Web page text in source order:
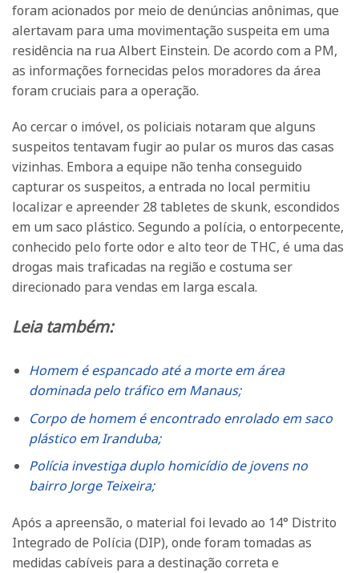
foram acionados por meio de denúncias anônimas, que
alertavam para uma movimentação suspeita em uma
residência na rua Albert Einstein. De acordo com a PM,
as informações fornecidas pelos moradores da área
foram cruciais para a operação.
Ao cercar o imóvel, os policiais notaram que alguns
suspeitos tentavam fugir ao pular os muros das casas
vizinhas. Embora a equipe não tenha conseguido
capturar os suspeitos, a entrada no local permitiu
localizar e apreender 28 tabletes de skunk, escondidos
em um saco plástico. Segundo a polícia, o entorpecente,
conhecido pelo forte odor e alto teor de THC, é uma das
drogas mais traficadas na região e costuma ser
direcionado para vendas em larga escala.
Leia também:
Homem é espancado até a morte em área
dominada pelo tráfico em Manaus;
Corpo de homem é encontrado enrolado em saco
plástico em Iranduba;
Polícia investiga duplo homicídio de jovens no
bairro Jorge Teixeira;
Após a apreensão, o material foi levado ao 14° Distrito
Integrado de Polícia (DIP), onde foram tomadas as
medidas cabíveis para a destinação correta e